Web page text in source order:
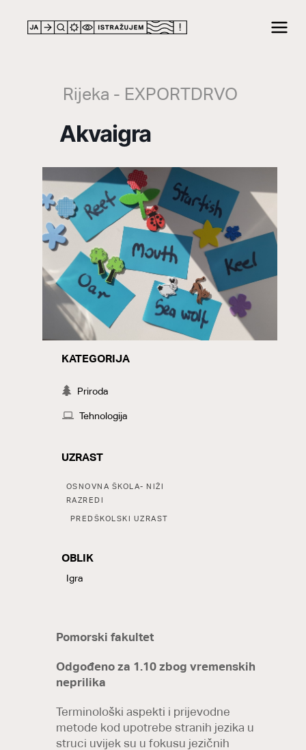
Rijeka - EXPORTDRVO
Akvaigra
KATEGORIJA
Priroda
Tehnologija
UZRAST
Tags:
OSNOVNA ŠKOLA- NIŽI
RAZREDI
PREDŠKOLSKI UZRAST
OBLIK
LABELS
Igra
Pomorski fakultet
Odgođeno za 1.10 zbog vremenskih
neprilika
Terminološki aspekti i prijevodne
metode kod upotrebe stranih jezika u
struci uvijek su u fokusu jezičnih